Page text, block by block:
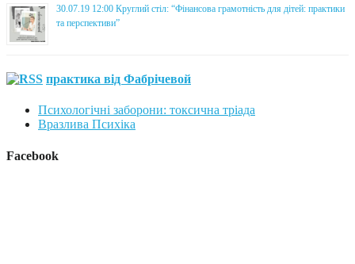
30.07.19 12:00 Круглий стіл: “Фінансова грамотність для дітей: практики
та перспективи”
практика від Фабрічевой
Психологічні заборони: токсична тріада
Вразлива Психіка
Facebook